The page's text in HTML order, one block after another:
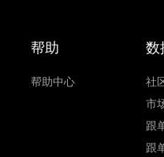
帮助
帮助中心
数
社
市
跟
跟